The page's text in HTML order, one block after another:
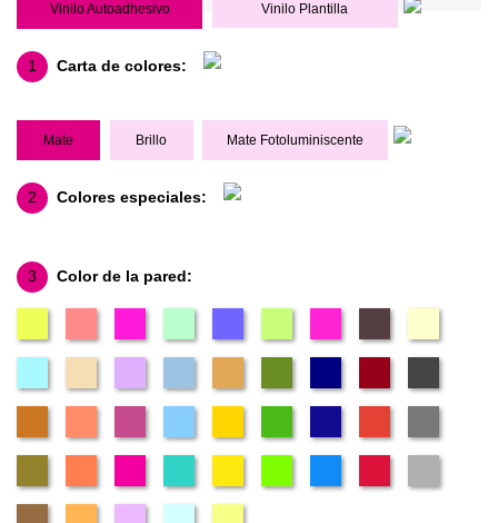
Vinilo Autoadhesivo Vinilo Plantilla
1 Carta de colores:
Mate Brillo Mate Fotoluminiscente
2 Colores especiales:
3 Color de la pared: